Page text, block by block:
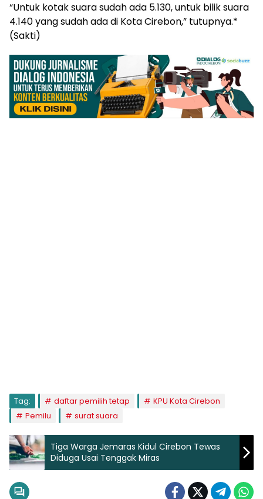
“Untuk kotak suara sudah ada 5.130, untuk bilik suara
4.140 yang sudah ada di Kota Cirebon,” tutupnya.*
(Sakti)
Tag: daftar pemilih tetap
KPU Kota Cirebon
Pemilu
surat suara
Tiga Warga Jemaras Kidul Cirebon Tewas
Diduga Usai Tenggak Miras